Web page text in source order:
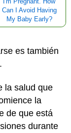
Can I Avoid Having
My Baby Early?
es también
la salud que
la
de que está
durante